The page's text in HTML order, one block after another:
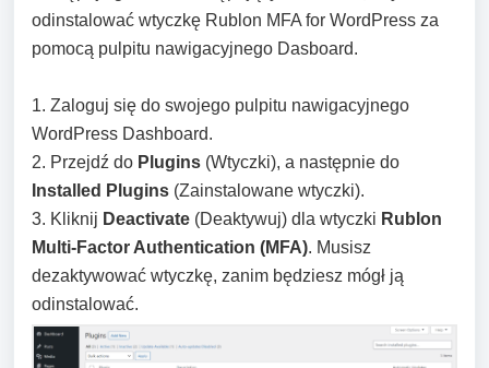
odinstalować wtyczkę Rublon MFA for WordPress za
pomocą pulpitu nawigacyjnego Dasboard.
1. Zaloguj się do swojego pulpitu nawigacyjnego
WordPress Dashboard.
2. Przejdź do Plugins (Wtyczki), a następnie do
Installed Plugins (Zainstalowane wtyczki).
3. Kliknij Deactivate (Deaktywuj) dla wtyczki Rublon
Multi-Factor Authentication (MFA). Musisz
dezaktywować wtyczkę, zanim będziesz mógł ją
odinstalować.